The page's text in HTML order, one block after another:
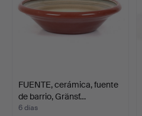
FUENTE, cerámica, fuente
de barrio, Gränsf…
6 días